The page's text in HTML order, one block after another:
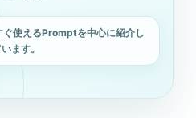
ぐ使えるPromptを中心に紹介し
ます。